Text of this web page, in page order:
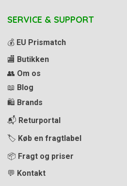
SERVICE & SUPPORT
💰 EU Prismatch
🏬 Butikken
👥 Om os
📖 Blog
🛍️ Brands
📬 Returportal
🏷️ Køb en fragtlabel
📦 Fragt og priser
💬 Kontakt